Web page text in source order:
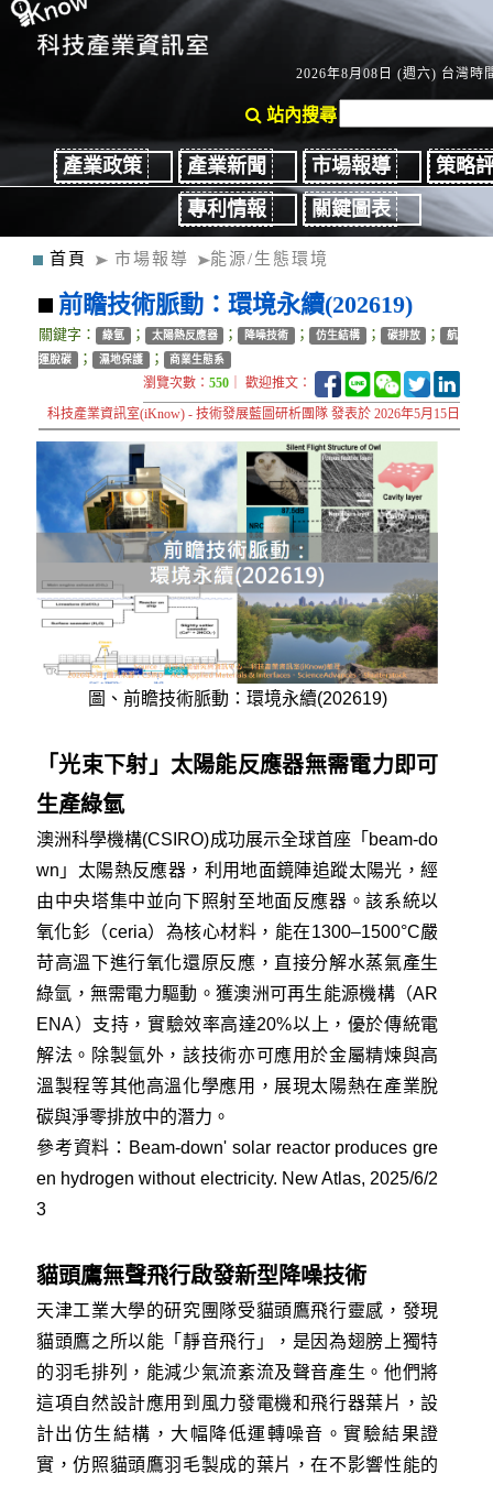
2026年8月08日 (週六) 台灣時
站內搜尋
產業政策 產業新聞 市場報導
策略
專利情報
關鍵圖表
首頁 市場報導 能源/生態環境
前瞻技術脈動：環境永續(202619)
關鍵字： 綠氫 ； 太陽熱反應器 ； 降噪技術 ； 仿生結構 ； 碳排放 ； 航
運脫碳 ； 濕地保護 ； 商業生態系
瀏覽次數：550 ｜ 歡迎推文：
科技產業資訊室(iKnow) - 技術發展藍圖研析團隊 發表於 2026年5月15日
圖、前瞻技術脈動：環境永續(202619)
「光束下射」太陽能反應器無需電力即可
生產綠氫
澳洲科學機構(CSIRO)成功展示全球首座「beam-do
wn」太陽熱反應器，利用地面鏡陣追蹤太陽光，經
由中央塔集中並向下照射至地面反應器。該系統以
氧化釤（ceria）為核心材料，能在1300–1500°C嚴
苛高溫下進行氧化還原反應，直接分解水蒸氣產生
綠氫，無需電力驅動。獲澳洲可再生能源機構（AR
ENA）支持，實驗效率高達20%以上，優於傳統電
解法。除製氫外，該技術亦可應用於金屬精煉與高
溫製程等其他高溫化學應用，展現太陽熱在產業脫
碳與淨零排放中的潛力。
參考資料： Beam-down' solar reactor produces gre
en hydrogen without electricity. New Atlas, 2025/6/2
3
貓頭鷹無聲飛行啟發新型降噪技術
天津工業大學的研究團隊受貓頭鷹飛行靈感，發現
貓頭鷹之所以能「靜音飛行」，是因為翅膀上獨特
的羽毛排列，能減少氣流紊流及聲音產生。他們將
這項自然設計應用到風力發電機和飛行器葉片，設
計出仿生結構，大幅降低運轉噪音。實驗結果證
實，仿照貓頭鷹羽毛製成的葉片，在不影響性能的